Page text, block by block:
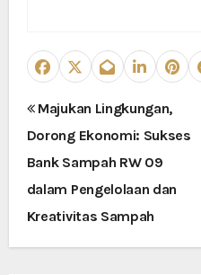
N
a
v
i
g
Majukan Lingkungan,
Dorong Ekonomi: Sukses
Bank Sampah RW 09
dalam Pengelolaan dan
Kreativitas Sampah